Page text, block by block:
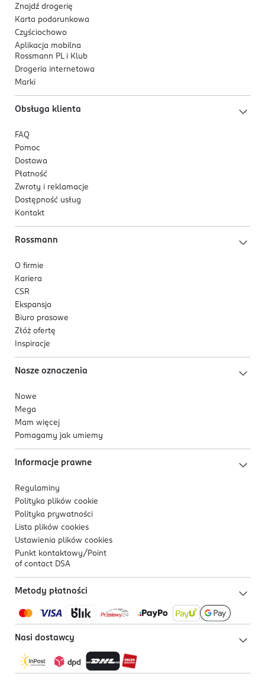
strumień powietrza, ułatwiając wygładzenie
włosów i dokładne modelowanie pasm,
wygoda obsługi
kontrolę ustawień, a intuicyjne sterowanie
pozwala szybko wybrać odpowiednią
mocowania umożliwia wygodną i płynną
pozbędziesz się zanieczyszczeń z suszarki
wyjmując jednym ruchem filtr EasyClean,
umożliwiając bezproblemowe użytkowanie i
zachowanie długiej żywotności.
Kluczowe cechy
moc zamknięta w kompaktowej formie,
200 milionów jonów ujemnych,
7 ustawień temperatury,
chłodny nawiew,
pierścień Essential zapewniający aromaterapię,
2 końcówki do stylizacji w zestawie - dyfuzor i
wygodne i szybkie suszenie,
moc - 1600 W,
przewód - 2 m.
Znajdź drogerię
Karta podarunkowa
Czyściochowo
Aplikacja mobilna
Rossmann PL i Klub
Drogeria internetowa
Marki
Obsługa klienta
FAQ
Pomoc
Dostawa
Płatność
Zwroty i reklamacje
Dostępność usług
Kontakt
Rossmann
O firmie
Kariera
CSR
Ekspansja
Biuro prasowe
Złóż ofertę
Inspiracje
Nasze oznaczenia
Nowe
Mega
Mam więcej
Pomagamy jak umiemy
Informacje prawne
Regulaminy
Polityka plików cookie
Polityka prywatności
Lista plików cookies
Ustawienia plików cookies
Punkt kontaktowy/ Point
of contact DSA
Metody płatności
Nasi dostawcy